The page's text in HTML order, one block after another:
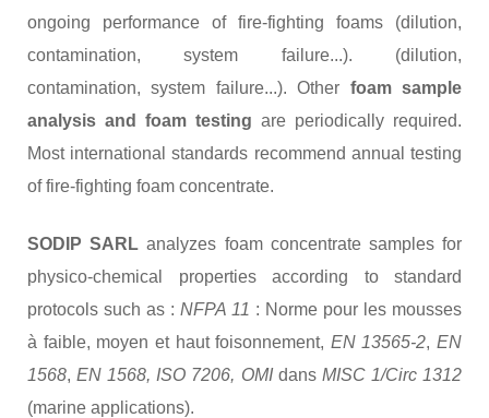
ongoing performance of fire-fighting foams (dilution,
contamination, system failure...). (dilution,
contamination, system failure...). Other foam sample
analysis and foam testing are periodically required.
Most international standards recommend annual testing
of fire-fighting foam concentrate.
SODIP SARL analyzes foam concentrate samples for
physico-chemical properties according to standard
protocols such as : NFPA 11 : Norme pour les mousses
à faible, moyen et haut foisonnement, EN 13565-2, EN
1568, EN 1568, ISO 7206, OMIdans MISC 1/Circ 1312
(marine applications).